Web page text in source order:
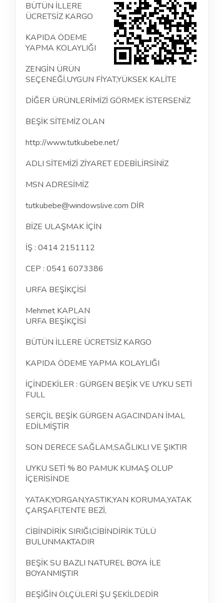
BÜTÜN İLLERE
ÜCRETSİZ KARGO
KAPIDA ÖDEME
YAPMA KOLAYLIĞI
ZENGİN ÜRÜN
SEÇENEĞİ,UYGUN FİYAT,YÜKSEK KALİTE
DİĞER ÜRÜNLERİMİZİ GÖRMEK İSTERSENİZ
BEŞİK SİTEMİZ OLAN
http://www.tutkubebe.net/
ADLI SİTEMİZİ ZİYARET EDEBİLİRSİNİZ
MSN ADRESİMİZ
tutkubebe@windowslive.com DİR
BİZE ULAŞMAK İÇİN
İŞ : 0414 2151112
CEP : 0541 6073386
URFA BEŞİKÇİSİ
Mehmet KAPLAN
URFA BEŞİKÇİSİ
BÜTÜN İLLERE ÜCRETSİZ KARGO
KAPIDA ÖDEME YAPMA KOLAYLIĞI
İÇİNDEKİLER : GÜRGEN BEŞİK VE UYKU SETİ
FULL
SERÇİL BEŞİK GÜRGEN AGACINDAN İMAL
EDİLMİŞTİR
SON DERECE SAĞLAM,SAĞLIKLI VE ŞIKTIR
UYKU SETİ % 80 PAMUK KUMAŞ OLUP
İÇERİSİNDE
YATAK,YORGAN,YASTIK,YAN KORUMA,YATAK
ÇARŞAFI,TENTE BEZİ,
CİBİNDİRİK SIRIĞI,CİBİNDİRİK TÜLÜ
BULUNMAKTADIR
BEŞİK SU BAZLI NATUREL BOYA İLE
BOYANMIŞTIR
BEŞİĞİN ÖLÇÜLERİ ŞU ŞEKİLDEDİR